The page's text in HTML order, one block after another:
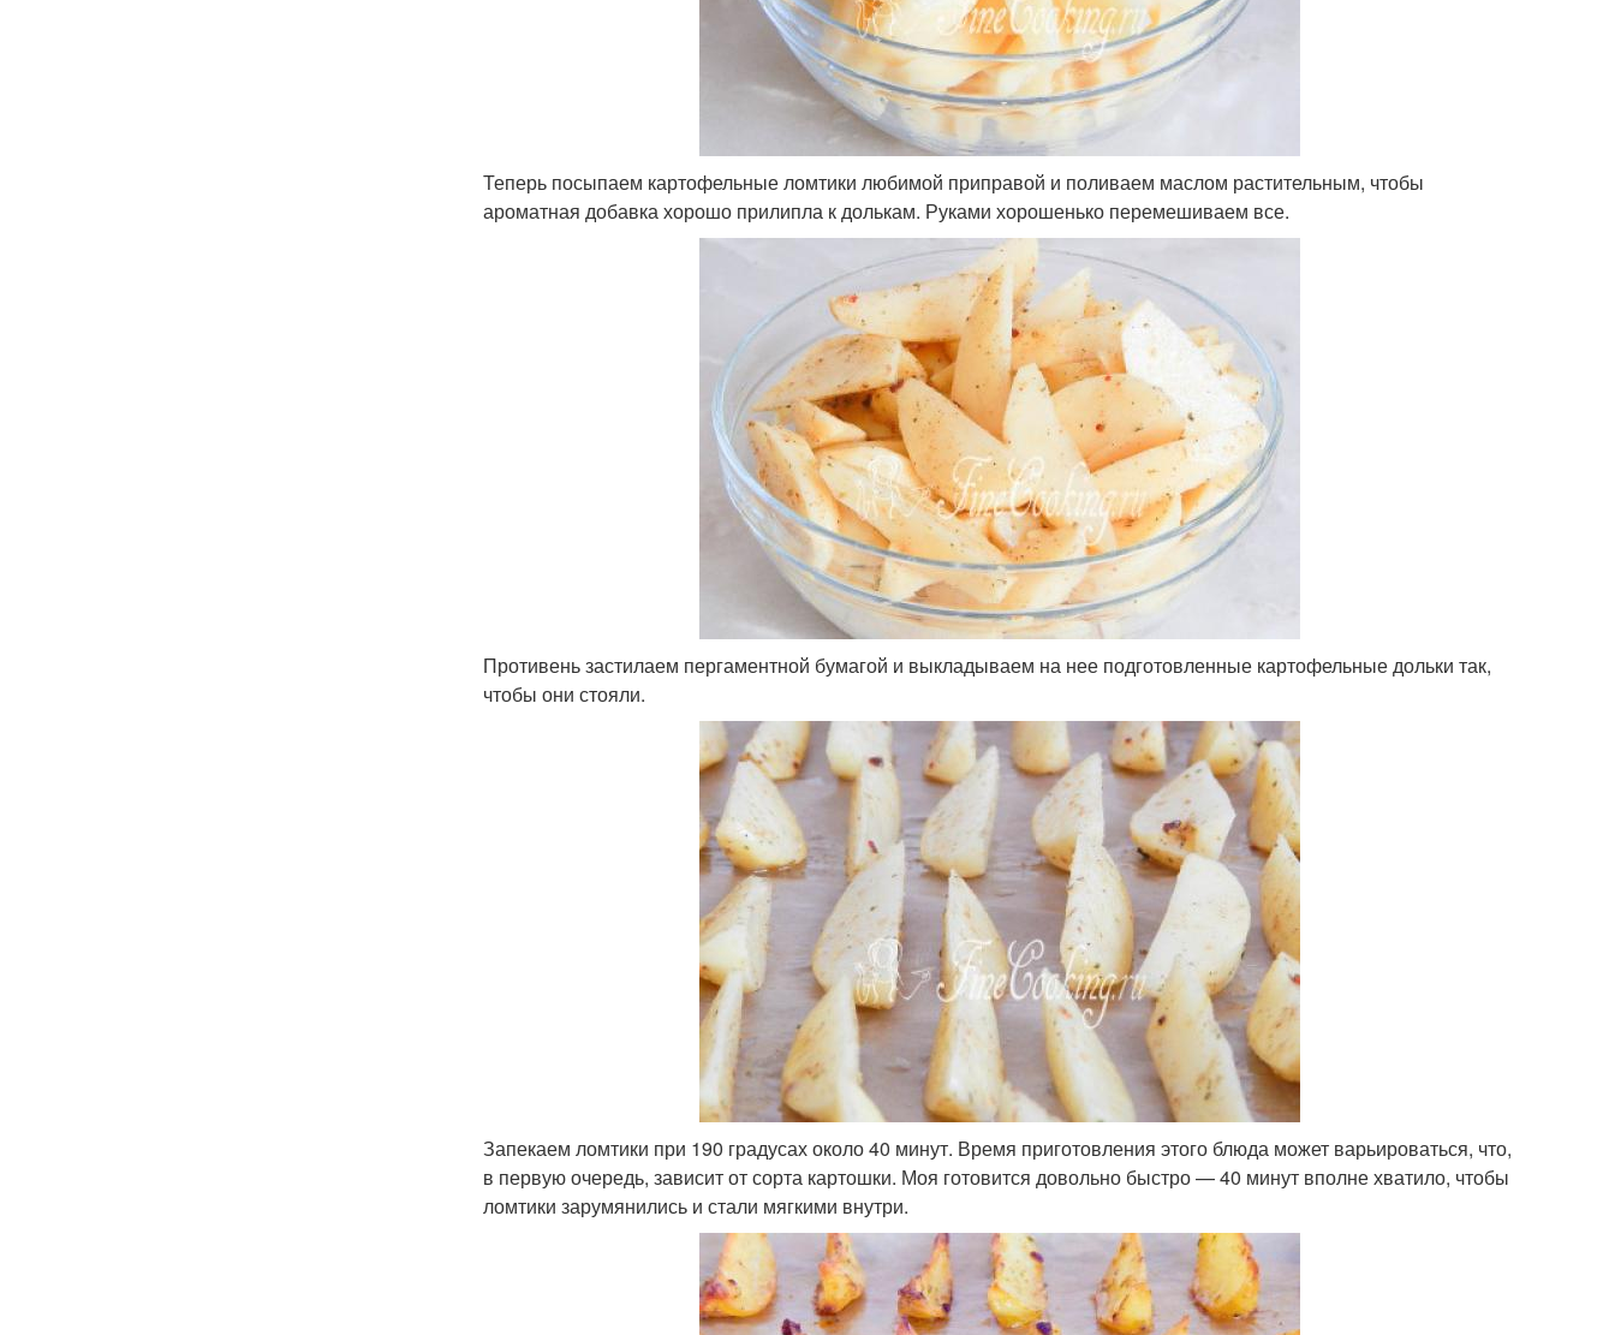
Теперь посыпаем картофельные ломтики любимой приправой и поливаем маслом растительным, чтобы
ароматная добавка хорошо прилипла к долькам. Руками хорошенько перемешиваем все.
Противень застилаем пергаментной бумагой и выкладываем на нее подготовленные картофельные дольки так,
чтобы они стояли.
Запекаем ломтики при 190 градусах около 40 минут. Время приготовления этого блюда может варьироваться, что,
в первую очередь, зависит от сорта картошки. Моя готовится довольно быстро — 40 минут вполне хватило, чтобы
ломтики зарумянились и стали мягкими внутри.